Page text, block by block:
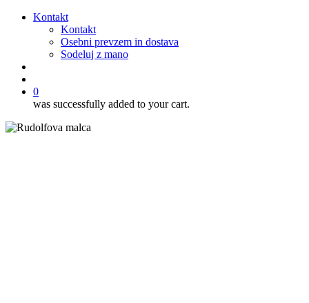
Kontakt
Kontakt
Osebni prevzem in dostava
Sodeluj z mano
0
was successfully added to your cart.